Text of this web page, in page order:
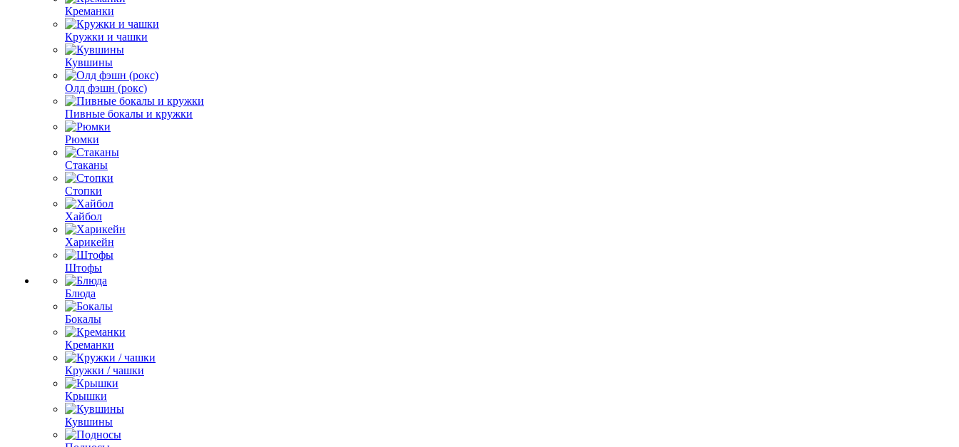
Креманки
Кружки и чашки
Кувшины
Олд фэшн (рокс)
Пивные бокалы и кружки
Рюмки
Стаканы
Стопки
Хайбол
Харикейн
Штофы
Блюда
Бокалы
Креманки
Кружки / чашки
Крышки
Кувшины